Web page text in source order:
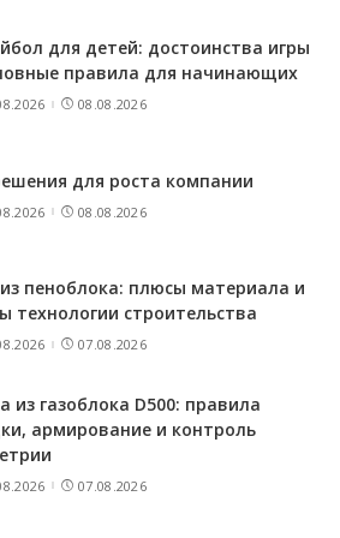
для детей: достоинства игры
правила для начинающих
08.08.2026
для роста компании
08.08.2026
пеноблока: плюсы материала и
технологии строительства
07.08.2026
из газоблока D500: правила
армирование и контроль
07.08.2026